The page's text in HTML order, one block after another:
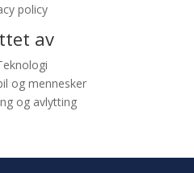
policy
av
og mennesker
og avlytting